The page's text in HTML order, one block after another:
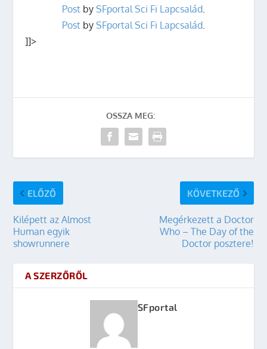
Post by SFportal Sci Fi Lapcsalád.
Post by SFportal Sci Fi Lapcsalád.
]]>
OSSZA MEG:
ELŐZŐ
Kilépett az Almost
Human egyik
showrunnere
KÖVETKEZŐ
Megérkezett a Doctor
Who – The Day of the
Doctor posztere!
A SZERZŐRŐL
SFportal